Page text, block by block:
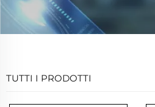
TUTTI I PRODOTTI